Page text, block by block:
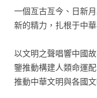
一個亙古亙今、日新
新的精力，扎根于中
以文明之聲唱響中國
鑒推動構建人類命運
推動中華文明與各國